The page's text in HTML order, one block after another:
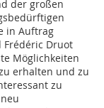
der großen
in Auftrag
Frédéric Druot
Möglichkeiten
erhalten und zu
zu